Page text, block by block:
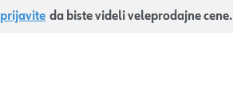
prijavite da biste videli veleprodajne cene.